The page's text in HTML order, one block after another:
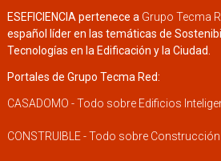
ESEFICIENCIA pertenece a Grupo Tecma
español líder en las temáticas de
Tecnologías en la Edificación y la Ciudad.
Portales de Grupo Tecma Red:
CASADOMO - Todo sobre Edificios
CONSTRUIBLE - Todo sobre